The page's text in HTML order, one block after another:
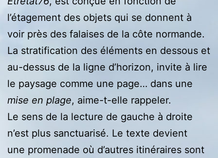
l’étagement des objets qui se donnent à
voir près des falaises de la côte normande.
La stratification des éléments en dessous et
au-dessus de la ligne d’horizon, invite à lire
le paysage comme une page… dans une
mise en plage, aime-t-elle rappeler.
Le sens de la lecture de gauche à droite
n’est plus sanctuarisé. Le texte devient
une promenade où d’autres itinéraires sont